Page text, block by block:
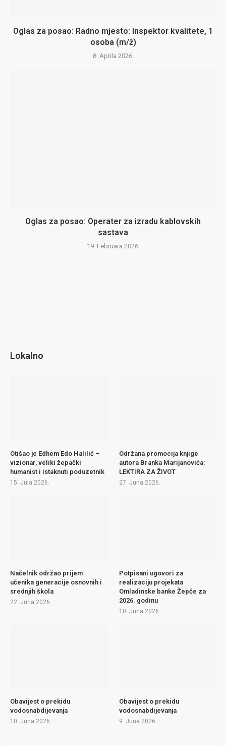
Oglas za posao: Radno mjesto: Inspektor kvalitete, 1
osoba (m/ž)
8. Aprila 2026.
Oglas za posao: Operater za izradu kablovskih
sastava
19. Februara 2026.
Lokalno
Otišao je Edhem Edo Halilić –
vizionar, veliki žepački
humanist i istaknuti poduzetnik
15. Jula 2026.
Održana promocija knjige
autora Branka Marijanovića:
LEKTIRA ZA ŽIVOT
27. Juna 2026.
Načelnik održao prijem
učenika generacije osnovnih i
srednjih škola
22. Juna 2026.
Potpisani ugovori za
realizaciju projekata
Omladinske banke Žepče za
2026. godinu
10. Juna 2026.
Obavijest o prekidu
vodosnabdijevanja
10. Juna 2026.
Obavijest o prekidu
vodosnabdijevanja
9. Juna 2026.